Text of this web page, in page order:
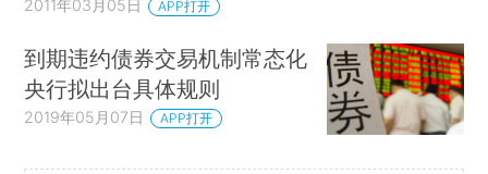
2011年03月05日 APP打开
到期违约债券交易机制常态化
央行拟出台具体规则
2019年05月07日 APP打开